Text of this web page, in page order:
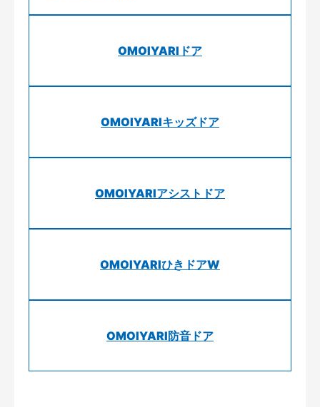
OMOIYARIドア
OMOIYARIキッズドア
OMOIYARIアシストドア
OMOIYARIひきドアW
OMOIYARI防音ドア